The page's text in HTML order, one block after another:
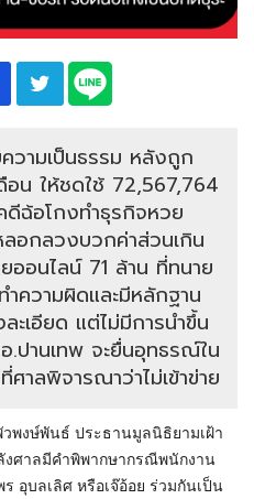
วามเป็นธรรม หลังถูก
น ให้ชดใช้ 72,567,764
ฉ้อโกงทำธุรกิจหวย
อกลวงบวกค่าส่วนเกิน
ออนไลน์ 71 ล้าน ที่ทนาย
ำความผิดและมีหลักฐาน
ะเอียด แต่ไม่มีการนำขึ้น
ปานเทพ จะยื่นอุทธรณ์ใน
าลพิจารณาว่าไม่เข้าข่าย
พงษ์พันธ์ ประธานมูลนิธิยามเฝ้า
ศาลมีคำพิพากษากรณีพนักงาน
อุบลเลิศ หรือเจ๊อ้อย ร่วมกันเป็น